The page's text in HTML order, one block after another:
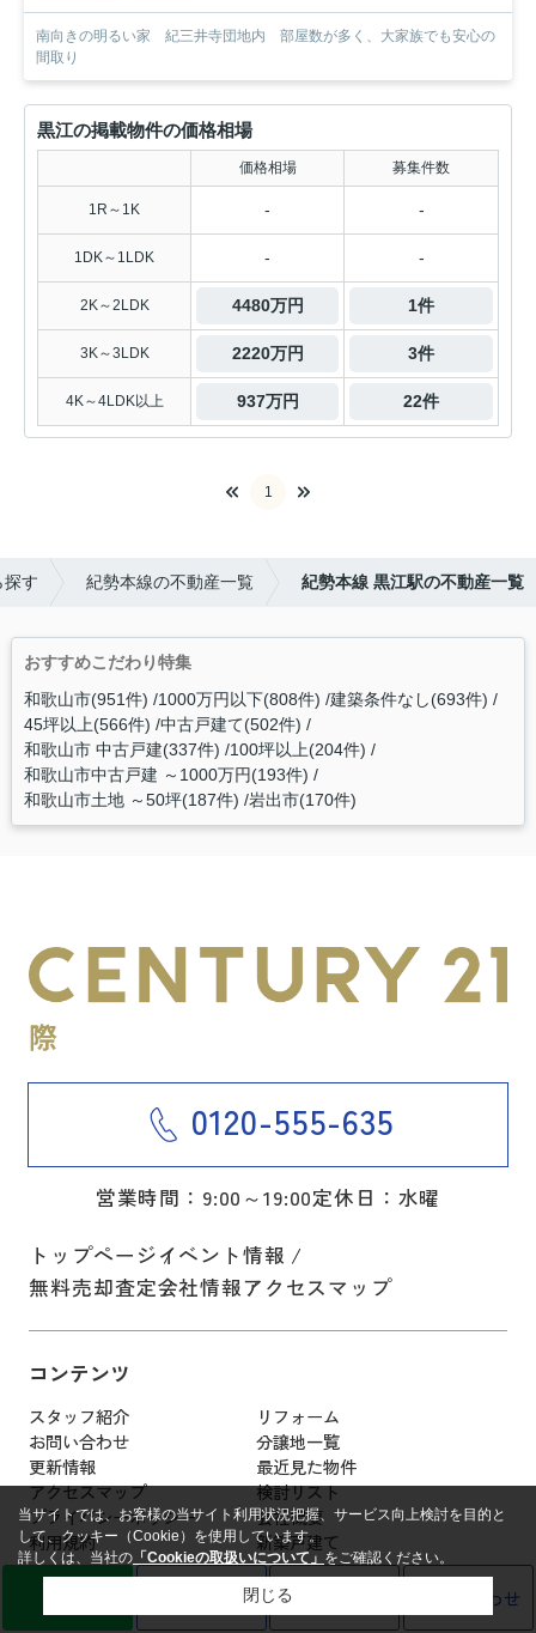
南向きの明るい家 紀三井寺団地内 部屋数が多く、大家族でも安心の
間取り
黒江の掲載物件の価格相場
価格相場 募集件数
1R～1K - -
1DK～1LDK - -
2K～2LDK 4480万円 1件
3K～3LDK 2220万円 3件
4K～4LDK以上 937万円 22件
1
探す 紀勢本線の不動産一覧 紀勢本線 黒江駅の不動産一覧
おすすめこだわり特集
和歌山市(951件) 1000万円以下(808件) 建築条件なし(693件)
45坪以上(566件) 中古戸建て(502件)
和歌山市 中古戸建(337件) 100坪以上(204件)
和歌山市中古戸建 ～1000万円(193件)
和歌山市土地 ～50坪(187件) 岩出市(170件)
0120-555-635
営業時間：9:00～19:00定休日：水曜
トップページイベント情報
無料売却査定会社情報アクセスマップ
コンテンツ
スタッフ紹介
リフォーム
お問い合わせ
分譲地一覧
更新情報
最近見た物件
アクセスマップ
検討リスト
プライバシーポリシー
会社概要
利用規約
新築戸建て
お問い合わせ
お問い合わせ
当サイトでは、お客様の当サイト利用状況把握、サービス向上検討を目的と
して、クッキー（Cookie）を使用しています。
詳しくは、当社の 「Cookieの取扱いについて」 をご確認ください。
閉じる